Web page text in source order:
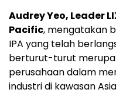
Audrey Yeo, Leader
Pacific, mengatakan
IPA yang telah
berturut-turut
perusahaan dalam
industri di kawasan